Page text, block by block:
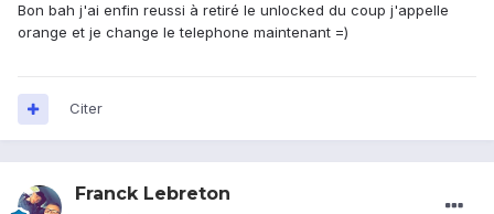
Bon bah j'ai enfin reussi à retiré le unlocked du coup j'appelle
orange et je change le telephone maintenant =)
Citer
Franck Lebreton